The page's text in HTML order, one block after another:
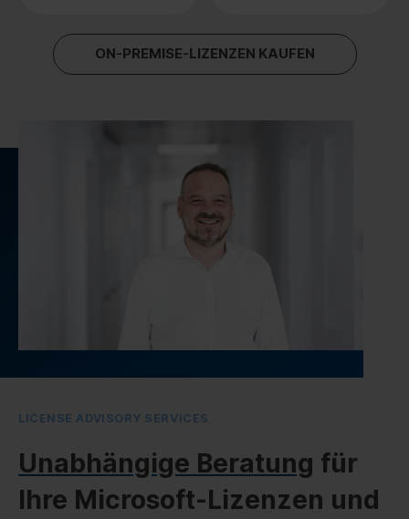
ON-PREMISE-LIZENZEN KAUFEN
LICENSE ADVISORY SERVICES
Unabhängige Beratung für
Ihre Microsoft-Lizenzen und